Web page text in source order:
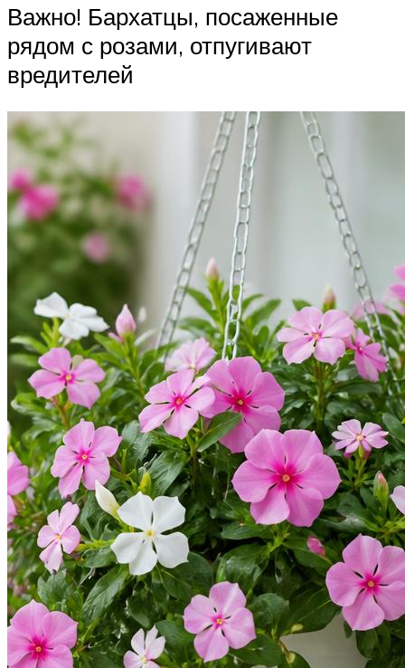
Важно! Бархатцы, посаженные
рядом с розами, отпугивают
вредителей